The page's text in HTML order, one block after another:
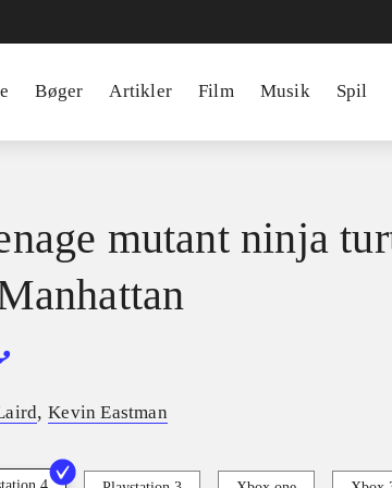
Bøger Artikler Film Musik Spil
mutant ninja
,Kevin Eastman